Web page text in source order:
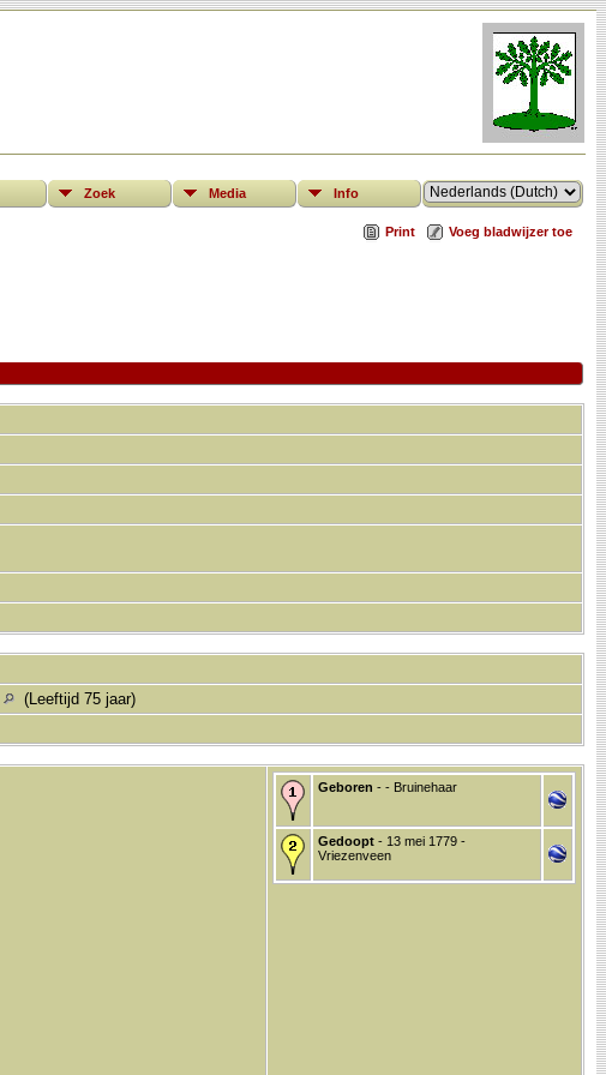
Zoek Media Info
Print Voeg bladwijzer toe
(Leeftijd 75 jaar)
Geboren - - Bruinehaar
Gedoopt - 13 mei 1779 -
Vriezenveen